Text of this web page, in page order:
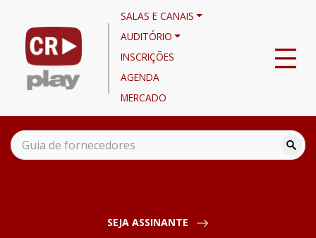
SALAS E CANAIS
AUDITÓRIO
INSCRIÇÕES
AGENDA
MERCADO
SEJA ASSINANTE
Canais
Eventos